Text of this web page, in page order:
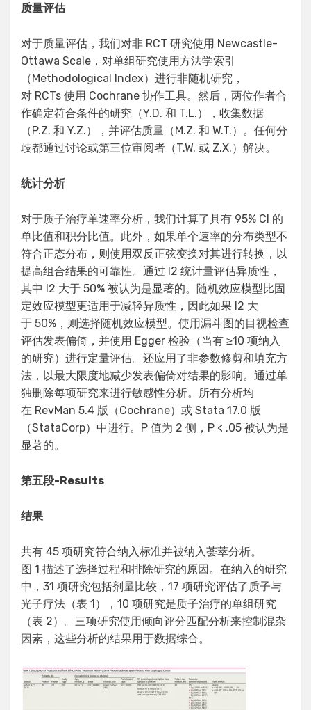
质量评估
对于质量评估，我们对非 RCT 研究使用 Newcastle-
Ottawa Scale，对单组研究使用方法学索引
（Methodological Index）进行非随机研究，
对 RCTs 使用 Cochrane 协作工具。然后，两位作者合
作确定符合条件的研究（Y.D. 和 T.L.），收集数据
（P.Z. 和 Y.Z.），并评估质量（M.Z. 和 W.T.）。任何分
歧都通过讨论或第三位审阅者（T.W. 或 Z.X.）解决。
统计分析
对于质子治疗单速率分析，我们计算了具有 95% CI 的
单比值和积分比值。此外，如果单个速率的分布类型不
符合正态分布，则使用双反正弦变换对其进行转换，以
提高组合结果的可靠性。通过 I2 统计量评估异质性，
其中 I2 大于 50% 被认为是显著的。随机效应模型比固
定效应模型更适用于减轻异质性，因此如果 I2 大
于 50%，则选择随机效应模型。使用漏斗图的目视检查
评估发表偏倚，并使用 Egger 检验（当有 ≥10 项纳入
的研究）进行定量评估。还应用了非参数修剪和填充方
法，以最大限度地减少发表偏倚对结果的影响。通过单
独删除每项研究来进行敏感性分析。所有分析均
在 RevMan 5.4 版（Cochrane）或 Stata 17.0 版
（StataCorp）中进行。P 值为 2 侧，P < .05 被认为是
显著的。
第五段-Results
结果
共有 45 项研究符合纳入标准并被纳入荟萃分析。
图 1 描述了选择过程和排除研究的原因。在纳入的研究
中，31 项研究包括剂量比较，17 项研究评估了质子与
光子疗法（表 1），10 项研究是质子治疗的单组研究
（表 2）。三项研究使用倾向评分匹配分析来控制混杂
因素，这些分析的结果用于数据综合。